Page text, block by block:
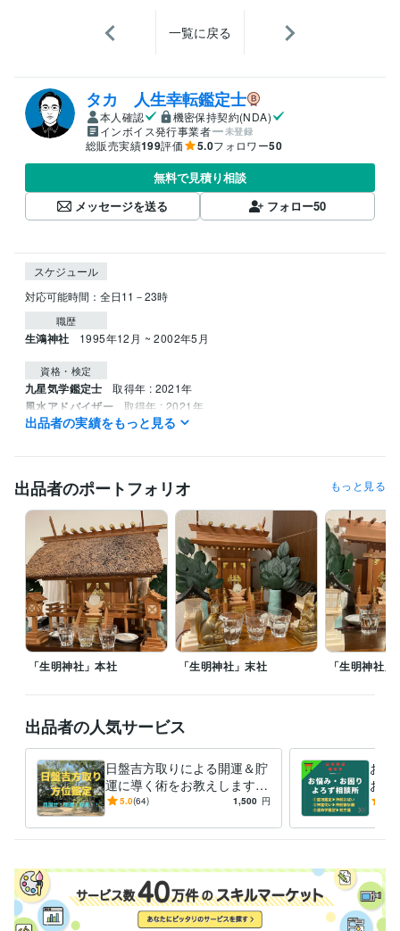
一覧に戻る
タカ 人生幸転鑑定士
本人確認
機密保持契約(NDA)
インボイス発行事業者
未登録
総販売実績199評価 5.0フォロワー50
無料で見積り相談
メッセージを送る
フォロー50
スケジュール
職歴
生鴻神社 1995年12月 ~ 2002年5月
資格・検定
九星気学鑑定士 取得年 : 2021年
風水アドバイザー 取得年 : 2021年
姓名判断鑑定士 取得年 : 2022年
調理師 取得年 : 1990年
その他ツール
神道行者（神道指紋易・神霊伺い・御祈願・お祓い等）:28年
霊相（霊視・除霊・浄霊等）:28年九星気学鑑定（方位学）:28年
霊理姓名学判断（鑑定）:27年
得意分野
占い 九星気学鑑定 病気平癒（霊視・浄霊） 心願成就 水子霊供養
故人供養
九星気学 方位学 運命学 占い 開運 神道 御祈願 霊視
お祓い
供養
出品者の実績をもっと見る
出品者のポートフォリオ もっと見る
「生明神社」本社 「生明神社」末社 「生明神社」
出品者の人気サービス
日盤吉方取りによる開運＆貯
運に導く術をお教えします
ー30分のお散歩で簡単に実現
定）ー
5.0(64) 1,500 円
お祓
お悩
－多
解決